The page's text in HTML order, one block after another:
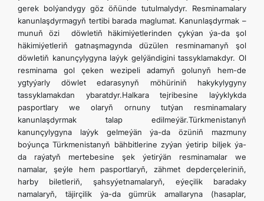
gerek bolýandygy göz öňünde tutulmalydyr. Resminamalary
kanunlaşdyrmagyň tertibi barada maglumat. Kanunlaşdyrmak –
munuň özi döwletiň häkimiýetlerinden çykýan ýa-da şol
häkimiýetleriň gatnaşmagynda düzülen resminamanyň şol
döwletiň kanunçylygyna laýyk gelýändigini tassyklamakdyr. Ol
resminama gol çeken wezipeli adamyň golunyň hem-de
ygtyýarly döwlet edarasynyň möhüriniň hakykylygyny
tassyklamakdan ybaratdyr.Halkara tejribesine laýyklykda
pasportlary we olaryň ornuny tutýan resminamalary
kanunlaşdyrmak talap edilmeýär.Türkmenistanyň
kanunçylygyna laýyk gelmeýän ýa-da özüniň mazmuny
boýunça Türkmenistanyň bähbitlerine zyýan ýetirip biljek ýa-
da raýatyň mertebesine şek ýetirýän resminamalar we
namalar, şeýle hem pasportlaryň, zähmet depderçeleriniň,
harby biletleriň, şahsyýetnamalaryň, eýeçilik baradaky
namalaryň, täjirçilik ýa-da gümrük amallaryna (hasaplar,